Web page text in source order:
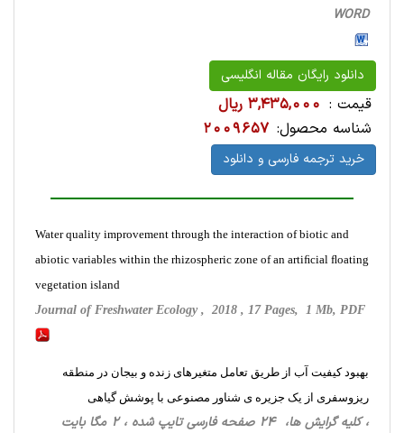
WORD
دانلود رایگان مقاله انگلیسی
قیمت : 3,435,000 ریال
شناسه محصول: 2009657
خرید ترجمه فارسی و دانلود
Water quality improvement through the interaction of biotic and
abiotic variables within the rhizospheric zone of an artiﬁcial ﬂoating
vegetation island
Journal of Freshwater Ecology , 2018 , 17 Pages, 1 Mb, PDF
بهبود کیفیت آب از طریق تعامل متغیرهای زنده و بیجان در منطقه
ریزوسفری از یک جزیره ی شناور مصنوعی با پوشش گیاهی
، کلیه گرایش ها، 24 صفحه فارسی تایپ شده ، 2 مگا بایت